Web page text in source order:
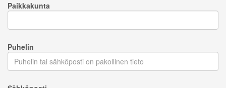
Paikkakunta
Puhelin